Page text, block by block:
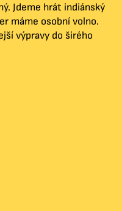
Jdeme hrát indiánský
máme osobní volno.
výpravy do širého